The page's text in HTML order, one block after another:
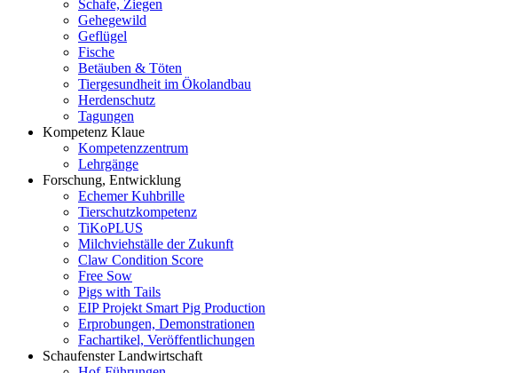
Schafe, Ziegen
Gehegewild
Geflügel
Fische
Betäuben & Töten
Tiergesundheit im Ökolandbau
Herdenschutz
Tagungen
Kompetenz Klaue
Kompetenzzentrum
Lehrgänge
Forschung, Entwicklung
Echemer Kuhbrille
Tierschutzkompetenz
TiKoPLUS
Milchviehställe der Zukunft
Claw Condition Score
Free Sow
Pigs with Tails
EIP Projekt Smart Pig Production
Erprobungen, Demonstrationen
Fachartikel, Veröffentlichungen
Schaufenster Landwirtschaft